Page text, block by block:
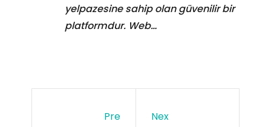
yelpazesine sahip olan güvenilir bir
platformdur. Web…
Pre
Nex